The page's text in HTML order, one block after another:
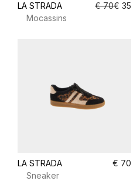
LA STRADA € 70€ 35
Mocassins
LA STRADA
€ 70
Sneaker